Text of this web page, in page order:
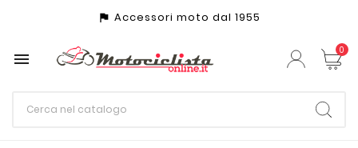
assistant_photo Accessori moto dal 1955
 0